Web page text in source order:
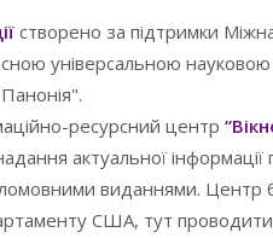
створено за підтримки
універсальною
ресурсний центр
актуальної
виданнями.
США, тут